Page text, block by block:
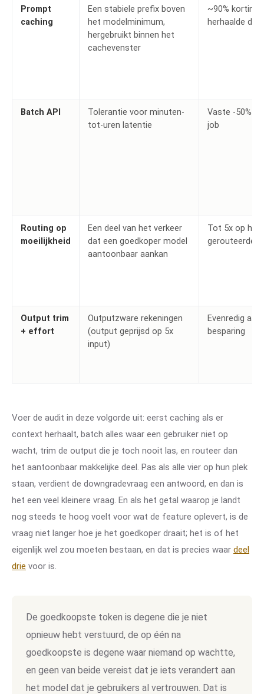
Prompt
caching
Een stabiele prefix boven
het modelminimum,
hergebruikt binnen het
cachevenster
~90% korting
herhaalde deel
Batch API
Tolerantie voor minuten-
tot-uren latentie
Vaste -50%
job
Routing op
moeilijkheid
Een deel van het verkeer
dat een goedkoper model
aantoonbaar aankan
Tot 5x op het
gerouteerde
Output trim
+ effort
Outputzware rekeningen
(output geprijsd op 5x
input)
Evenredig aan
besparing
Voer de audit in deze volgorde uit: eerst caching als er
context herhaalt, batch alles waar een gebruiker niet op
wacht, trim de output die je toch nooit las, en routeer dan
het aantoonbaar makkelijke deel. Pas als alle vier op hun plek
staan, verdient de downgradevraag een antwoord, en dan is
het een veel kleinere vraag. En als het getal waarop je landt
nog steeds te hoog voelt voor wat de feature oplevert, is de
vraag niet langer hoe je het goedkoper draait; het is of het
eigenlijk wel zou moeten bestaan, en dat is precies waar deel
drie voor is.
De goedkoopste token is degene die je niet
opnieuw hebt verstuurd, de op één na
goedkoopste is degene waar niemand op wachtte,
en geen van beide vereist dat je iets verandert aan
het model dat je gebruikers al vertrouwen. Dat is